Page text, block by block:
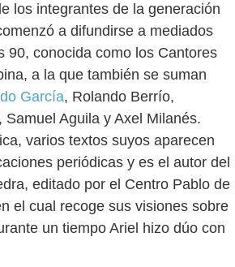
los integrantes de la generación
a difundirse a mediados
90, conocida como los Cantores
a la que también se suman
García, Rolando Berrío,
Samuel Aguila y Axel Milanés.
varios textos suyos aparecen
periódicas y es el autor del
editado por el Centro Pablo de
el cual recoge sus visiones sobre
un tiempo Ariel hizo dúo con